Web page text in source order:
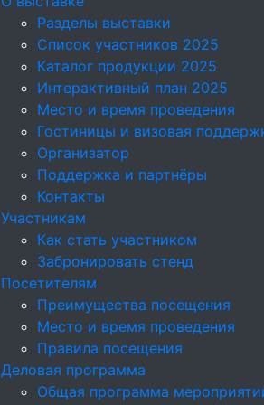
Разделы выставки
Список участников 2025
Каталог продукции 2025
Интерактивный план 2025
Место и время проведения
Гостиницы и визовая
Организатор
Поддержка и партнёры
Контакты
Участникам
Как стать участником
Забронировать стенд
Посетителям
Преимущества посещения
Место и время проведения
Правила посещения
Деловая программа
Общая программа